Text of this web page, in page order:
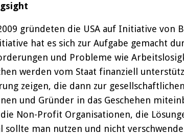
gründeten die USA auf Initiative von
hat es sich zur Aufgabe gemacht
und Probleme wie
werden vom Staat finanziell
zeigen, die dann zur
und Gründer in das Geschehen
Non-Profit Organisationen, die
sollte man nutzen und nicht